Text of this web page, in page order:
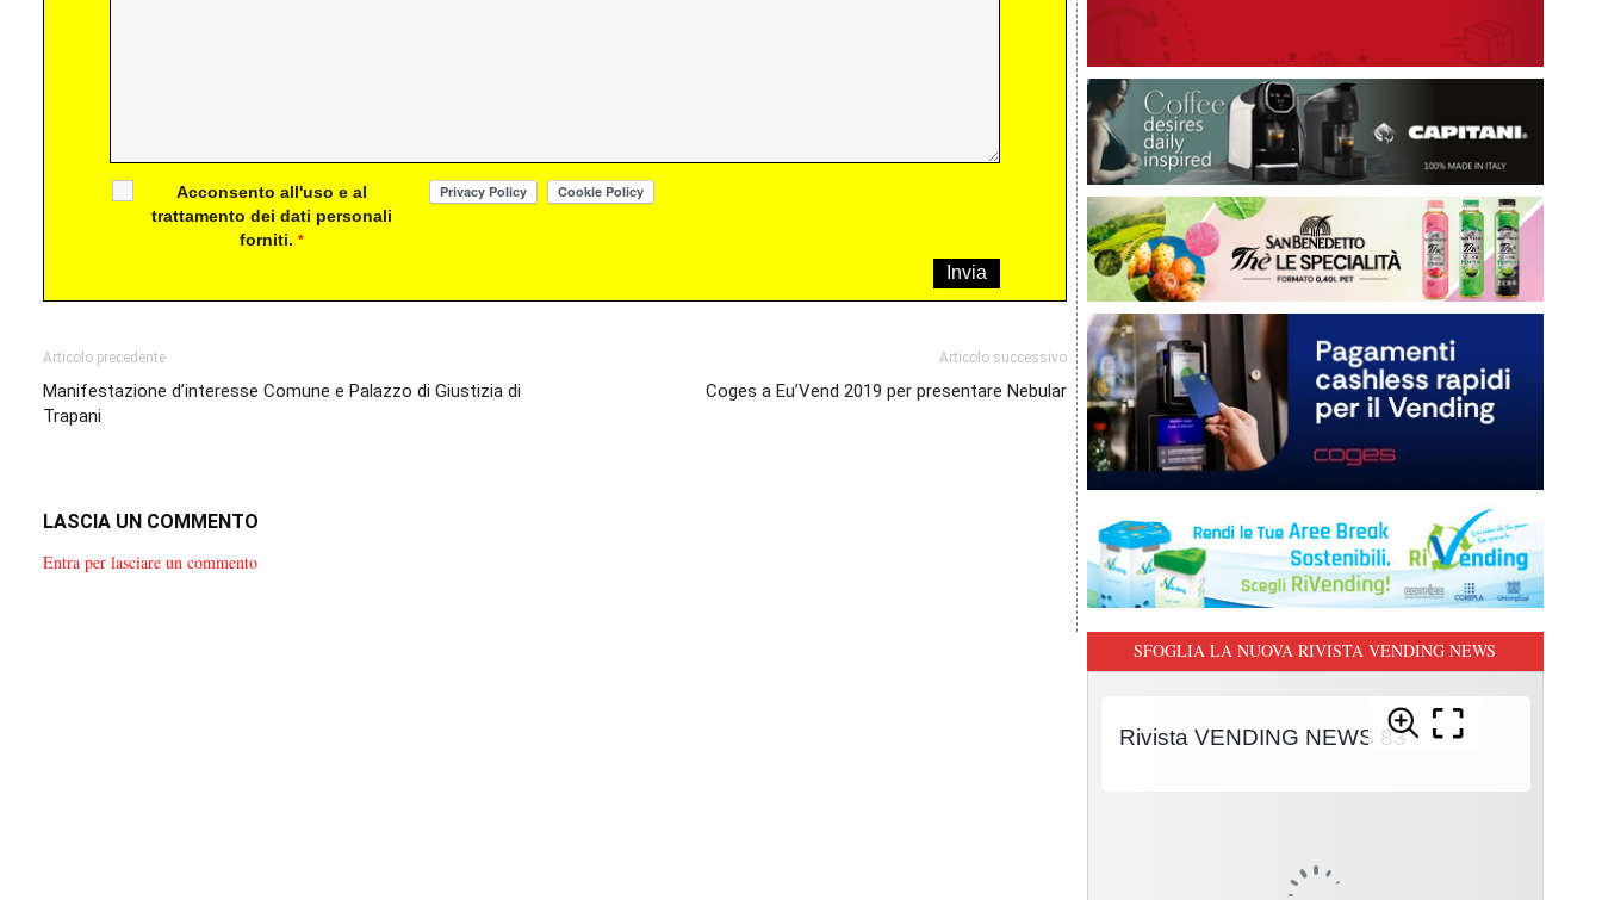
Acconsento all'uso e al
trattamento dei dati personali
forniti.*
Articolo precedente
Manifestazione d’interesse Comune e Palazzo di Giustizia di
Trapani
Articolo successivo
Coges a Eu’Vend 2019 per presentare Nebular
LASCIA UN COMMENTO
Entra per lasciare un commento
SFOGLIA LA NUOVA RIVISTA VENDING NEWS